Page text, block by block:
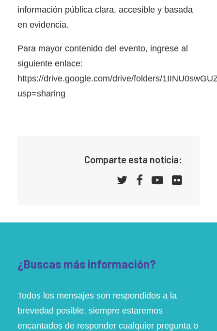
información pública clara, accesible y basada
en evidencia.
Para mayor contenido del evento, ingrese al
siguiente enlace:
https://drive.google.com/drive/folders/
usp=sharing
Comparte esta noticia:
¿Buscas más información?
Todos los mensajes son respondidos a la
brevedad posible, siempre estaremos
encantados de responder cualquier pregunta o